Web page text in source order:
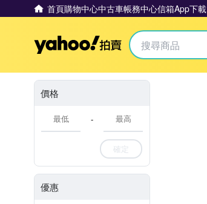
首頁購物中心中古車帳務中心信箱App下載
Yahoo拍賣
價格
-
確定
優惠